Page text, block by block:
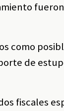
como
de
fiscales